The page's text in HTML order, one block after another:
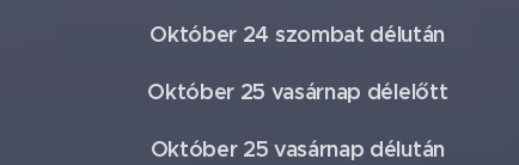
Október 24 szombat délután
Október 25 vasárnap délelőtt
Október 25 vasárnap délután